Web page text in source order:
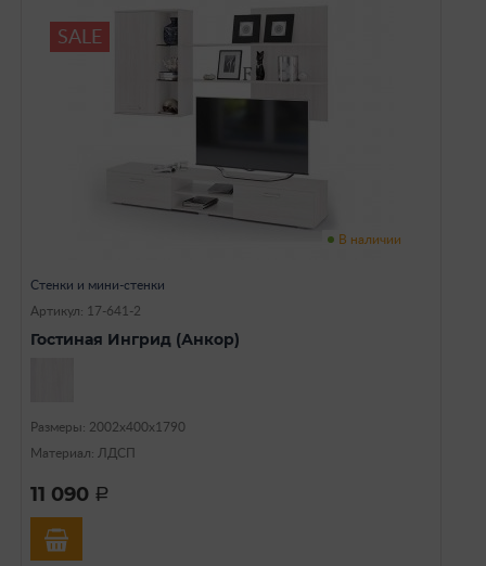
SALE
В наличии
Стенки и мини-стенки
Артикул: 17-641-2
Гостиная Ингрид (Анкор)
Размеры: 2002х400х1790
Материал: ЛДСП
11 090 a